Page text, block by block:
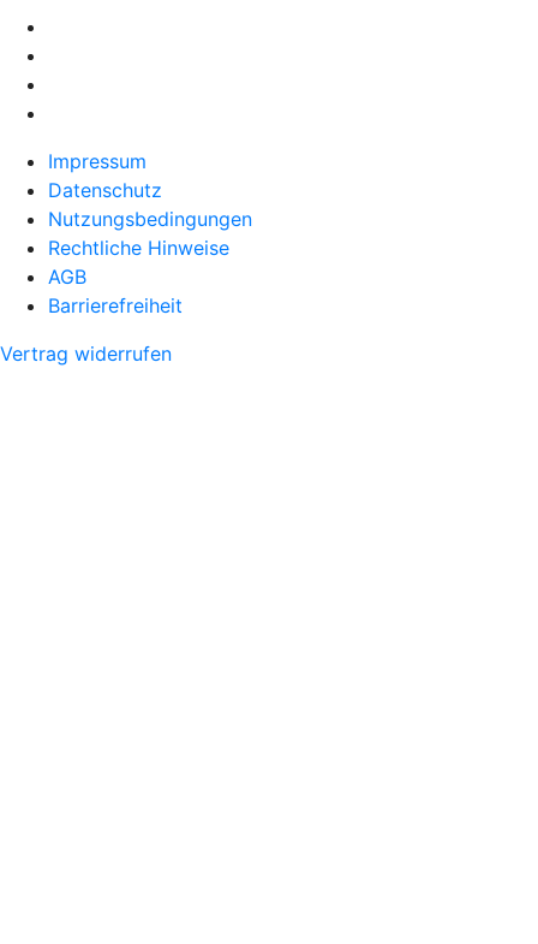
Impressum
Datenschutz
Nutzungsbedingungen
Rechtliche Hinweise
AGB
Barrierefreiheit
Vertrag widerrufen